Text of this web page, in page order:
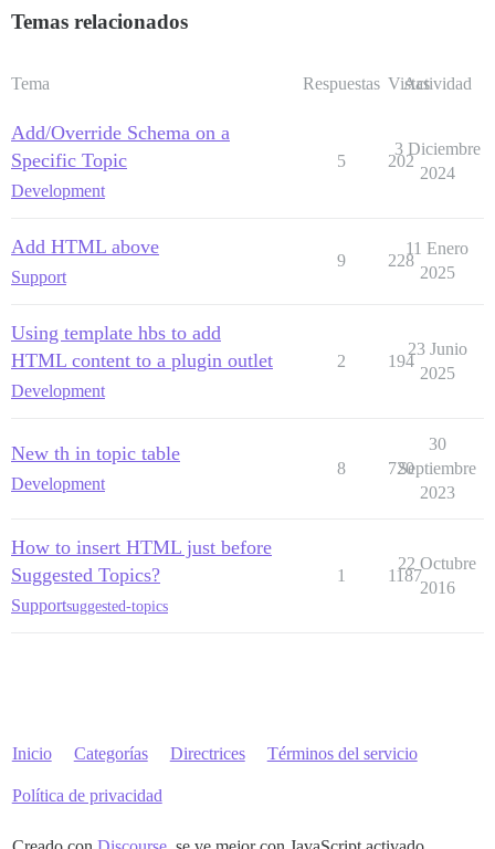
Temas relacionados
Tema Respuestas Vistas
Actividad
Add/Override Schema on a
Specific Topic
Development
5 202
3 Diciembre
2024
Add HTML above
Support
9 228
11 Enero
2025
Using template hbs to add
HTML content to a plugin outlet
Development
2 194
23 Junio
2025
New th in topic table
Development
8 720
30
Septiembre
2023
How to insert HTML just before
Suggested Topics?
Supportsuggested-topics
1 1187
22 Octubre
2016
Inicio Categorías Directrices Términos del servicio
Política de privacidad